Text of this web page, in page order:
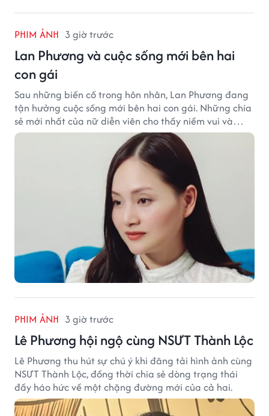
PHIM ẢNH 3 giờ trước
Lan Phương và cuộc sống mới bên hai
con gái
Sau những biến cố trong hôn nhân, Lan Phương đang
tận hưởng cuộc sống mới bên hai con gái. Những chia
sẻ mới nhất của nữ diễn viên cho thấy niềm vui và
hạnh phúc hiện tại đến từ những điều bình dị mỗi
PHIM ẢNH 3 giờ trước
Lê Phương hội ngộ cùng NSƯT Thành Lộc
Lê Phương thu hút sự chú ý khi đăng tải hình ảnh cùng
NSƯT Thành Lộc, đồng thời chia sẻ dòng trạng thái
đầy háo hức về một chặng đường mới của cả hai.